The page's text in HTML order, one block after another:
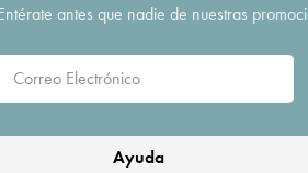
antes que nadie de nuestras
Ayuda